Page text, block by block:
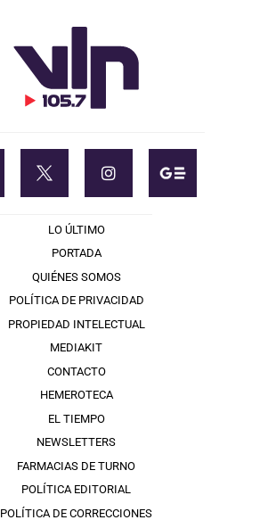
LO ÚLTIMO
PORTADA
QUIÉNES SOMOS
POLÍTICA DE PRIVACIDAD
PROPIEDAD INTELECTUAL
MEDIAKIT
CONTACTO
HEMEROTECA
EL TIEMPO
NEWSLETTERS
FARMACIAS DE TURNO
POLÍTICA EDITORIAL
POLÍTICA DE CORRECCIONES